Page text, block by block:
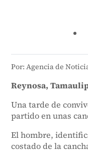
Por: Agencia de
Reynosa,
Una tarde de
partido en unas
El hombre,
costado de la